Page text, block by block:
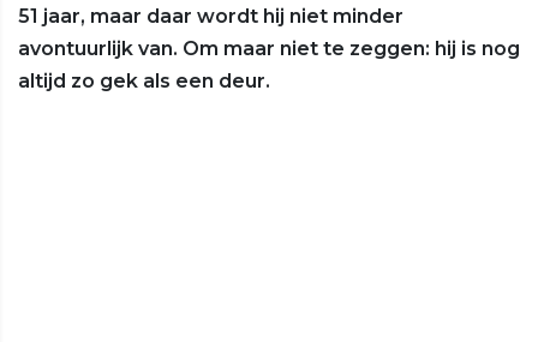
51 jaar, maar daar wordt hij niet minder
avontuurlijk van. Om maar niet te zeggen: hij is nog
altijd zo gek als een deur.